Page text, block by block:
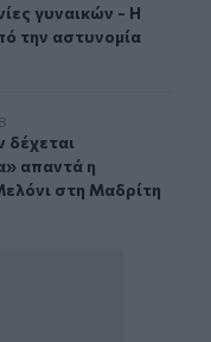
γυναικών - Η
την αστυνομία
απαντά η
δέχεται
δέχεται
απαντά η
στη Μαδρίτη